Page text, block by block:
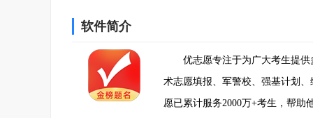
软件简介
优志愿专注于为广大考生提
术志愿填报、军警校、强基计划
愿已累计服务2000万+考生，帮助